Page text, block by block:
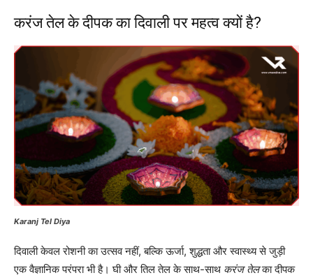
करंज तेल के दीपक का दिवाली पर महत्व क्यों है?
Karanj Tel Diya
दिवाली केवल रोशनी का उत्सव नहीं, बल्कि ऊर्जा, शुद्धता और स्वास्थ्य से जुड़ी
एक वैज्ञानिक परंपरा भी है। घी और तिल तेल के साथ-साथ करंज तेलका दीपक